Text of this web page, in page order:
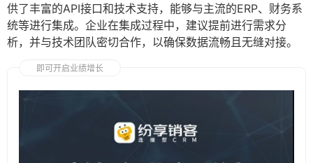
供了丰富的API接口和技术支持，能够与主流的ERP、财务系
统等进行集成。企业在集成过程中，建议提前进行需求分
析，并与技术团队密切合作，以确保数据流畅且无缝对接。
即可开启业绩增长